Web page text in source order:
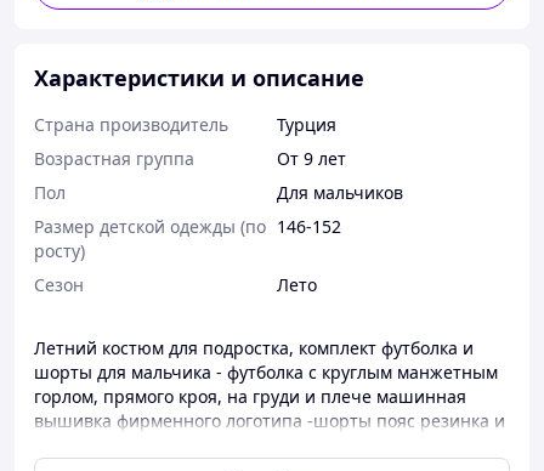
Характеристики и описание
Страна производитель
Турция
Возрастная группа
От 9 лет
Пол
Для мальчиков
Размер детской одежды (по
росту)
146-152
Сезон Лето
Летний костюм для подростка, комплект футболка и
шорты для мальчика - футболка с круглым манжетным
горлом, прямого кроя, на груди и плече машинная
вышивка фирменного логотипа -шорты пояс резинка и